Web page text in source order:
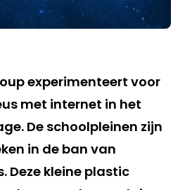
experimenteert voor
met internet in het
De schoolpleinen zijn
in de ban van
Deze kleine plastic